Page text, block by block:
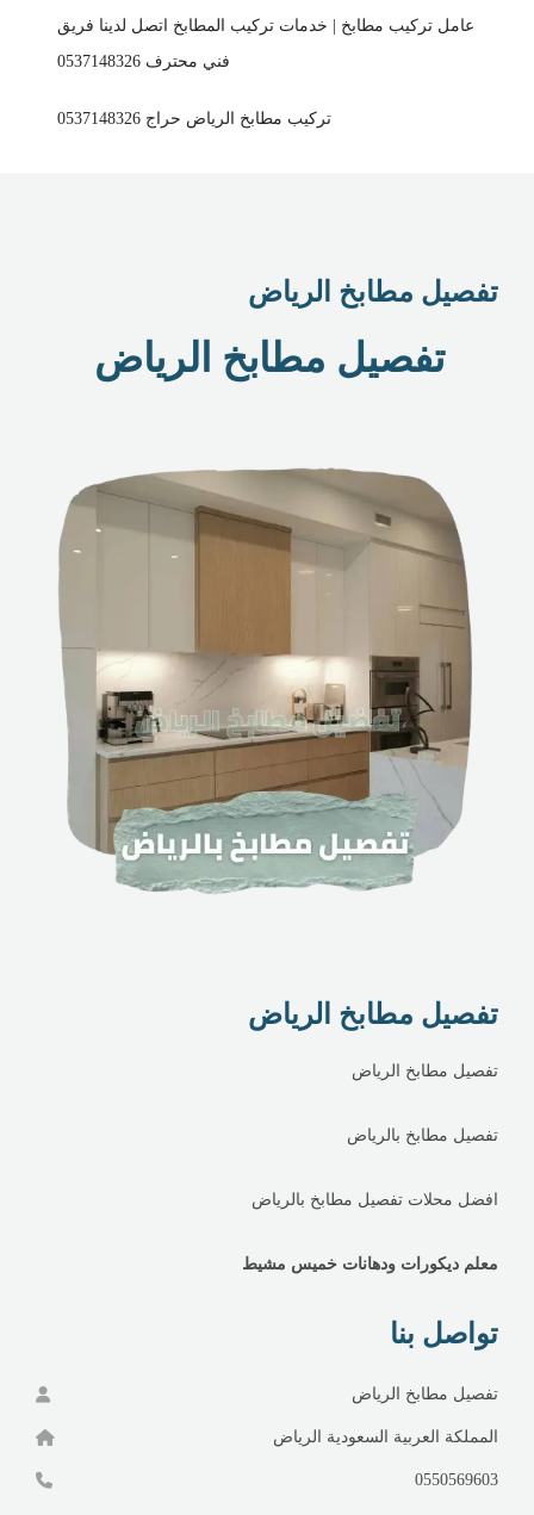
عامل تركيب مطابخ | خدمات تركيب المطابخ اتصل لدينا فريق
فني محترف 0537148326
تركيب مطابخ الرياض حراج 0537148326
تفصيل مطابخ الرياض
تفصيل مطابخ الرياض
تفصيل مطابخ الرياض
تفصيل مطابخ الرياض
تفصيل مطابخ بالرياض
افضل محلات تفصيل مطابخ بالرياض
معلم ديكورات ودهانات خميس مشيط
تواصل بنا
تفصيل مطابخ الرياض
المملكة العربية السعودية الرياض
0550569603